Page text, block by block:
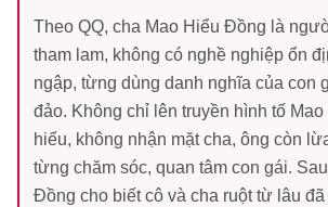
Theo QQ, cha Mao Hiểu Đồng là
tham lam, không có nghề nghiệp ổn
ngập, từng dùng danh nghĩa của con
đảo. Không chỉ lên truyền hình tố
hiếu, không nhận mặt cha, ông còn
từng chăm sóc, quan tâm con gái.
Đồng cho biết cô và cha ruột từ lâu